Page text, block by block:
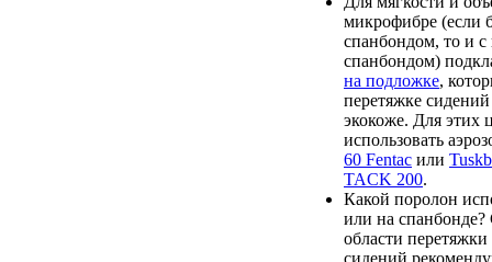
микрофибре (если
спанбондом, то и
спанбондом)
на подложке,
перетяжке
экокоже. Для этих
использовать
60 Fentac или
TACK 200.
Какой поролон
или на
области
сидений